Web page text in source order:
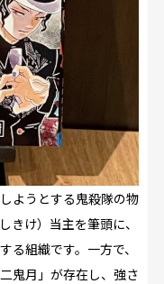
ようとする鬼殺隊の物
きけ）当主を筆頭に、
る組織です。一方で、
鬼月」が存在し、強さ